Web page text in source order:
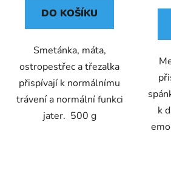
DO KOŠÍKU
Smetánka, máta,
ostropestřec a třezalka
přispívají k normálnímu
trávení a normální funkci
jater. 500 g
k